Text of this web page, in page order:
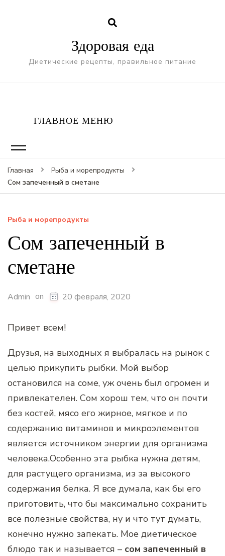
Здоровая еда
Диетические рецепты, правильное питание
ГЛАВНОЕ МЕНЮ
Главная
Рыба и морепродукты
Сом запеченный в сметане
Рыба и морепродукты
Сом запеченный в
сметане
Admin on 20 февраля, 2020
Привет всем!
Друзья, на выходных я выбралась на рынок с
целью прикупить рыбки. Мой выбор
остановился на соме, уж очень был огромен и
привлекателен. Сом хорош тем, что он почти
без костей, мясо его жирное, мягкое и по
содержанию витаминов и микроэлементов
является источником энергии для организма
человека.Особенно эта рыбка нужна детям,
для растущего организма, из за высокого
содержания белка. Я все думала, как бы его
приготовить, что бы максимально сохранить
все полезные свойства, ну и что тут думать,
конечно нужно запекать. Мое диетическое
блюдо так и называется – сом запеченный в